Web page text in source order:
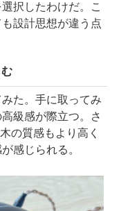
択したわけだ。こ
設計思想が違う点
た。手に取ってみ
級感が際立つ。さ
の質感もより高く
感じられる。